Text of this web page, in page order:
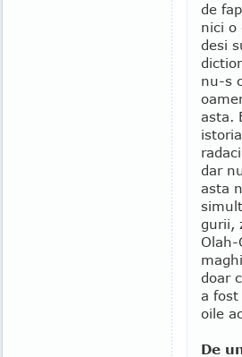
de
nici o
desi
nu-s
asta.
dar
asta
gurii,
Olah-
doar
a fost
oile
De